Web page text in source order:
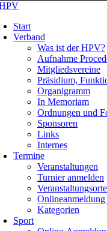
Start
Verband
Was ist der HPV?
Aufnahme
Mitgliedsvereine
Präsidium,
Organigramm
In Memoriam
Ordnungen und
Sponsoren
Links
Internes
Termine
Veranstaltungen
Turnier anmelden
Veranstaltungsorte
Kategorien
Sport